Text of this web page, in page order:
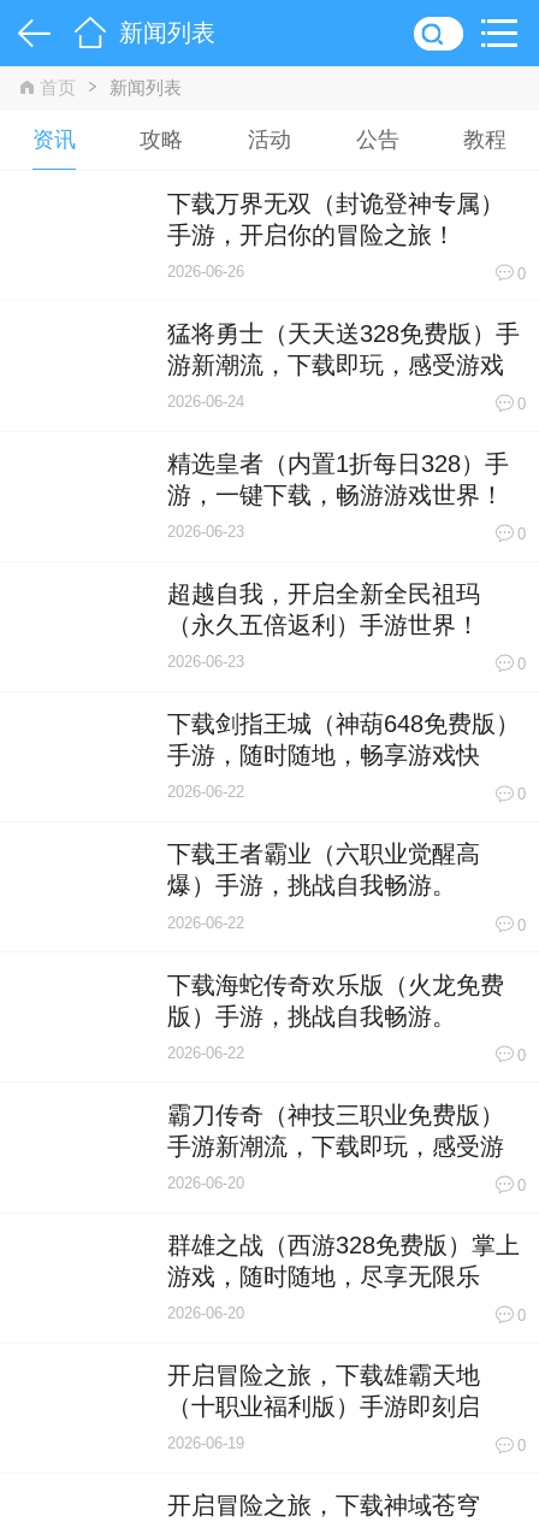
新闻列表
首页 新闻列表
资讯 攻略 活动 公告 教程
下载万界无双（封诡登神专属）
手游，开启你的冒险之旅！
2026-06-26 0
猛将勇士（天天送328免费版）手
游新潮流，下载即玩，感受游戏
魅力！
2026-06-24 0
精选皇者（内置1折每日328）手
游，一键下载，畅游游戏世界！
2026-06-23 0
超越自我，开启全新全民祖玛
（永久五倍返利）手游世界！
2026-06-23 0
下载剑指王城（神葫648免费版）
手游，随时随地，畅享游戏快
感！
2026-06-22 0
下载王者霸业（六职业觉醒高
爆）手游，挑战自我畅游。
2026-06-22 0
下载海蛇传奇欢乐版（火龙免费
版）手游，挑战自我畅游。
2026-06-22 0
霸刀传奇（神技三职业免费版）
手游新潮流，下载即玩，感受游
戏魅力！
2026-06-20 0
群雄之战（西游328免费版）掌上
游戏，随时随地，尽享无限乐
趣！
2026-06-20 0
开启冒险之旅，下载雄霸天地
（十职业福利版）手游即刻启
程！
2026-06-19 0
开启冒险之旅，下载神域苍穹